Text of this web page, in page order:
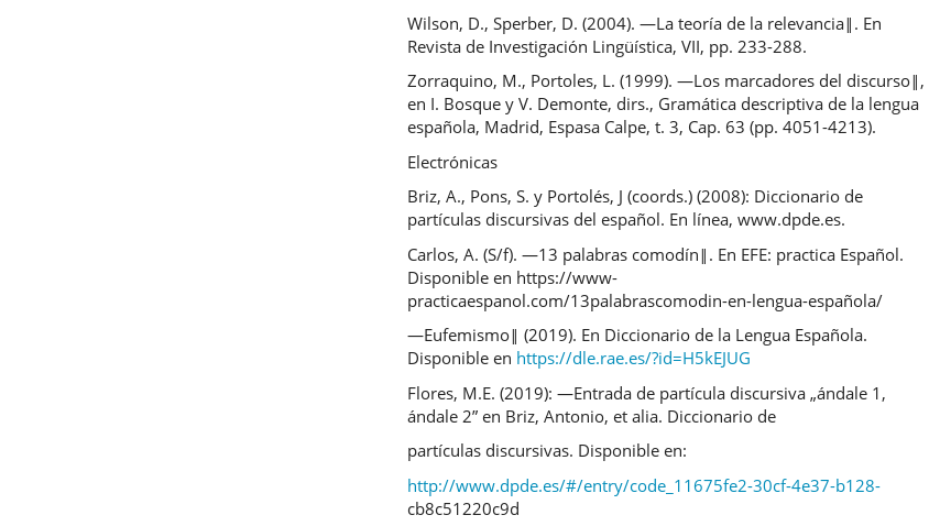
Wilson, D., Sperber, D. (2004). ―La teoría de la relevancia‖. En
Revista de Investigación Lingüística, VII, pp. 233-288.
Zorraquino, M., Portoles, L. (1999). ―Los marcadores del discurso‖,
en I. Bosque y V. Demonte, dirs., Gramática descriptiva de la lengua
española, Madrid, Espasa Calpe, t. 3, Cap. 63 (pp. 4051-4213).
Electrónicas
Briz, A., Pons, S. y Portolés, J (coords.) (2008): Diccionario de
partículas discursivas del español. En línea, www.dpde.es.
Carlos, A. (S/f). ―13 palabras comodín‖. En EFE: practica Español.
Disponible en https://www-
practicaespanol.com/13palabrascomodin-en-lengua-española/
―Eufemismo‖ (2019). En Diccionario de la Lengua Española.
Disponible en https://dle.rae.es/?id=H5kEJUG
Flores, M.E. (2019): ―Entrada de partícula discursiva „ándale 1,
ándale 2” en Briz, Antonio, et alia. Diccionario de
partículas discursivas. Disponible en:
http://www.dpde.es/#/entry/code_11675fe2-30cf-4e37-b128-
cb8c51220c9d